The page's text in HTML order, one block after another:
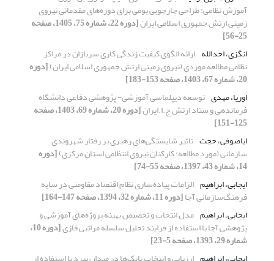
آموزش نظامی: طراحی چارچوبی بومی برای دوره‌های مقدماتی نیروی
زمینی ارتش جمهوری اسلامی ایران [دوره 22، شماره 75، 1405، صفحه
25-56]
انگزی، احدالله ارائه الگوی کیفیت زندگی کاری سربازان در مراکز
نظامی مطالعه موردی (نیروی زمینی ارتش جمهوری اسلامی ایران)[دوره
20، شماره 67، 1403، صفحه 153-183]
اوریا، مهدی توسعه دیپلماسی آموزشی- پژوهشی دفاعی دانشگاه
فرماندهی و ستاد ارتش ج.ا.ایران [دوره 20، شماره 69، 1403، صفحه
125-151]
ایاصوفی، حجت تاثیر شایستگی‌های رهبری بر رفتار شهروندی
سازمانی (مورد مطالعه: کارکنان نیروی انتظامی استان مرکزی)[دوره
14، شماره 43، 1397، صفحه 55-74]
ایجابی، ابراهیم الزامات پیاده‌سازی نظام اقتصاد مقاومتی در سایه
فرهنگ‌سازمانی آجا[دوره 11، شماره 32، 1394، صفحه 147-164]
ایجابی، ابراهیم مدل انتخاب و تخصیص بهینه پروژه‌های آموزشی و
پژوهشی آجا با استفاده از فرایند تحلیل سلسله مراتبی فازی [دوره 10،
شماره 29، 1393، صفحه 5-23]